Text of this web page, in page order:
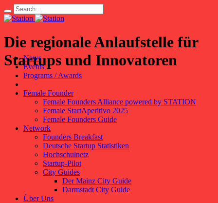
Die regionale Anlaufstelle für
Startups und Innovatoren
News
Events
Programs / Awards
Female Founder
Female Founders Alliance powered by STATION
Female StartAperitivo 2025
Female Founders Guide
Network
Founders Breakfast
Deutsche Startup Statistiken
Hochschulnetz
Startup-Pilot
City Guides
Der Mainz City Guide
Darmstadt City Guide
Über Uns